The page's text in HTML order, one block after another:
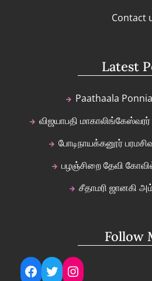
Contact
Latest
Paathaala
விஜயாபதி
போடிநாயக்கனூர்
பழஞ்சிறை தேவி
சீதாமரி ஜானகி
Follow
Facebook
TwitterInstagram